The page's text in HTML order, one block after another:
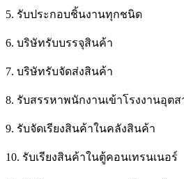
5. รับประกอบชิ้นงานทุกชนิด
6. บริษัทรับบรรจุสินค้า
7. บริษัทรับจัดส่งสินค้า
8. รับสรรหาพนักงานเข้าโรงงานอุต
9. รับจัดเรียงสินค้าในคลังสินค้า
10. รับเรียงสินค้าในตู้คอนเทรนเนอร์